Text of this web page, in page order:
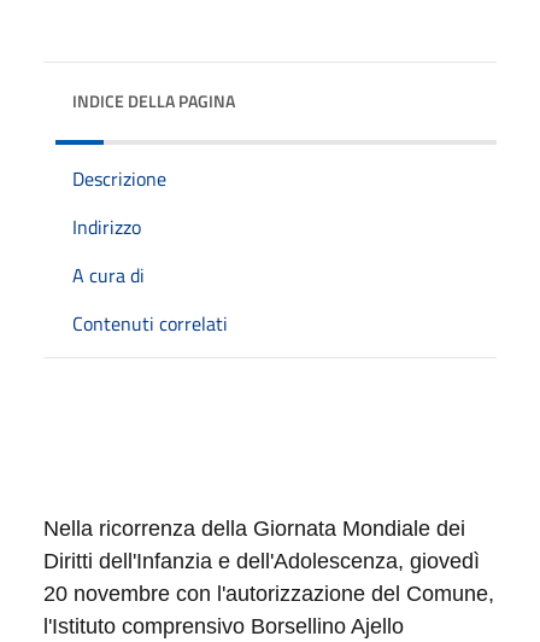
INDICE DELLA PAGINA
Descrizione
Indirizzo
A cura di
Contenuti correlati
Nella ricorrenza della Giornata Mondiale dei
Diritti dell'Infanzia e dell'Adolescenza, giovedì
20 novembre con l'autorizzazione del Comune,
l'Istituto comprensivo Borsellino Ajello